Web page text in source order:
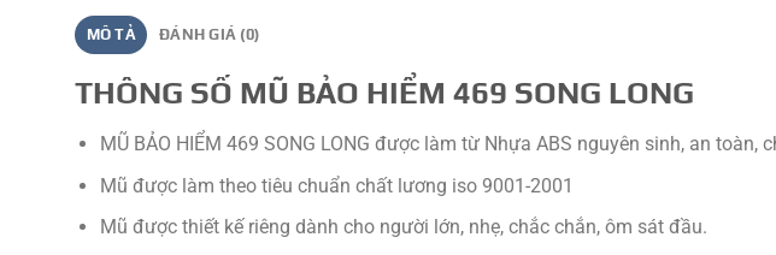
MÔ TẢ ĐÁNH GIÁ (0)
THÔNG SỐ MŨ BẢO HIỂM 469 SONG LONG
MŨ BẢO HIỂM 469 SONG LONG được làm từ Nhựa ABS nguyên sinh, an toàn,
Mũ được làm theo tiêu chuẩn chất lương iso 9001-2001
Mũ được thiết kế riêng dành cho người lớn, nhẹ, chắc chắn, ôm sát đầu.